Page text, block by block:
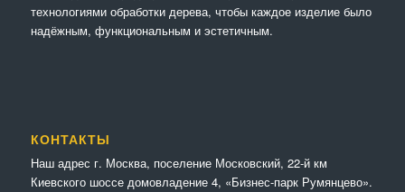
технологиями обработки дерева, чтобы каждое изделие было
надёжным, функциональным и эстетичным.
КОНТАКТЫ
Наш адрес г. Москва, поселение Московский, 22-й км
Киевского шоссе домовладение 4, «Бизнес-парк Румянцево».